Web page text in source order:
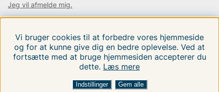
SORTER EFTER:
Jeg vil afmelde mig.
Følg os på vores sociale medier.
Vi bruger cookies til at forbedre vores hjemmeside
og for at kunne give dig en bedre oplevelse. Ved at
fortsætte med at bruge hjemmesiden accepterer du
dette. Læs mere
Indstillinger Gem alle